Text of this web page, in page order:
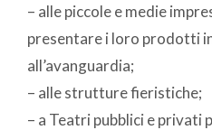
– alle piccole e medie
presentare i loro prodotti
all’avanguardia;
– alle strutture fieristiche;
– a Teatri pubblici e privati